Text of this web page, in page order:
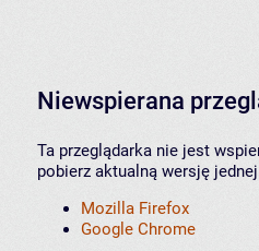
Niewspierana
Ta przeglądarka nie jest
pobierz aktualną wersję
Mozilla Firefox
Google Chrome